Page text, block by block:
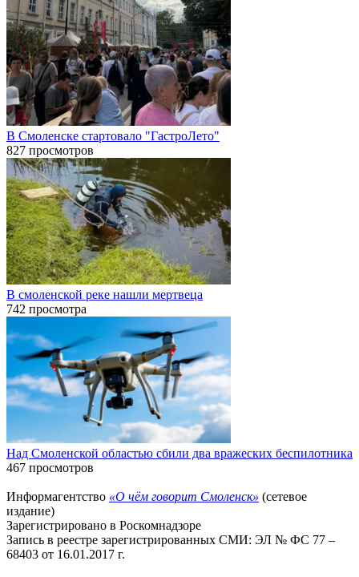
В Смоленске стартовало "ГастроЛето"
827 просмотров
В смоленской реке нашли мертвеца
742 просмотра
Над Смоленской областью сбили два вражеских беспилотника
467 просмотров
Информагентство «О чём говорит Смоленск» (сетевое
издание)
Зарегистрировано в Роскомнадзоре
Запись в реестре зарегистрированных СМИ: ЭЛ № ФС 77 –
68403 от 16.01.2017 г.